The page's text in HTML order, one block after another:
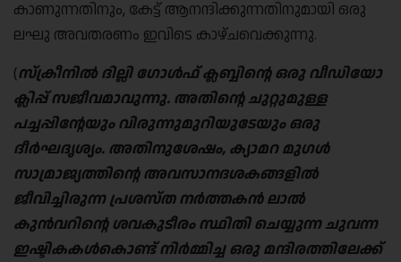
കാണുന്നതിനും, കേട്ട് ആനന്ദിക്കുന്നതിനുമായി ഒരു
ലഘു അവതരണം ഇവിടെ കാഴ്ചവെക്കുന്നു.
(സ്ക്രീനിൽ ദില്ലി ഗോൾഫ് ക്ലബ്ബിന്റെ ഒരു വീഡിയോ
ക്ലിപ്പ് സജീവമാവുന്നു. അതിന്റെ ചുറ്റുമുള്ള
പച്ചപ്പിന്റേയും വിരുന്നുമുറിയുടേയും ഒരു
ദീർഘദൃശ്യം. അതിനുശേഷം, ക്യാമറ മുഗൾ
സാമ്രാജ്യത്തിന്റെ അവസാനദശകങ്ങളിൽ
ജീവിച്ചിരുന്ന പ്രശസ്ത നർത്തകൻ ലാൽ
കുൻ‌വറിന്റെ ശവകുടീരം സ്ഥിതി ചെയ്യുന്ന ചുവന്ന
ഇഷ്ടികകൾകൊണ്ട് നിർമ്മിച്ച ഒരു മന്ദിരത്തിലേക്ക്